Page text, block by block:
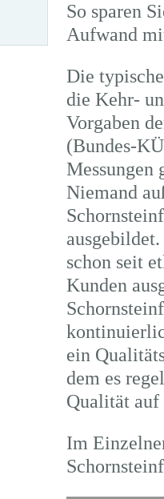
So sparen
Aufwand
Die
die Kehr-
Vorgaben
(Bundes-
Messungen
Niemand
schon seit
Kunden
ein
dem es
Qualität auf
Im